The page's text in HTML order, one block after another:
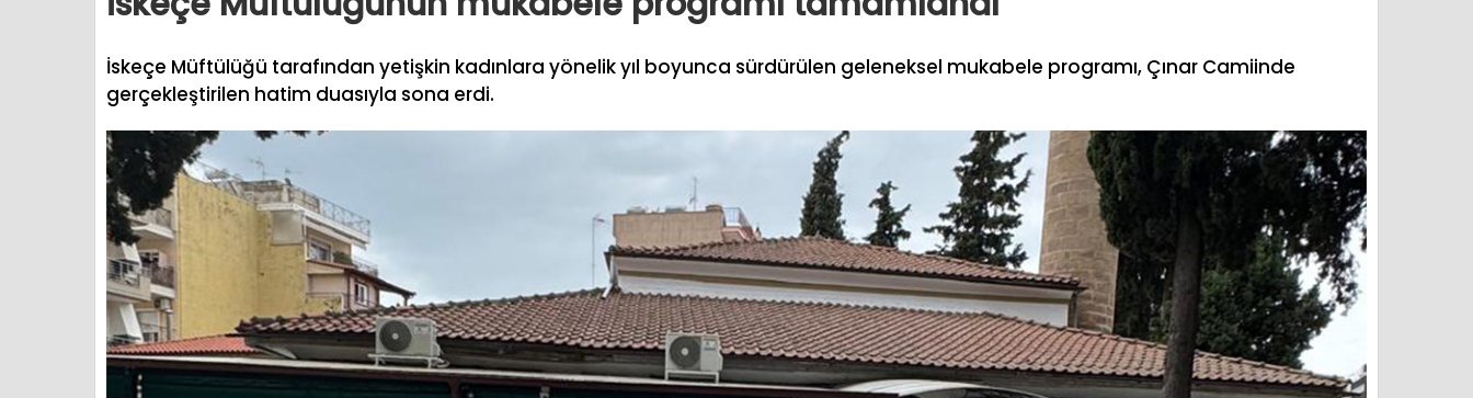
İskeçe Müftülüğü tarafından yetişkin kadınlara yönelik yıl boyunca sürdürülen geleneksel mukabele programı, Çınar Camiinde
gerçekleştirilen hatim duasıyla sona erdi.